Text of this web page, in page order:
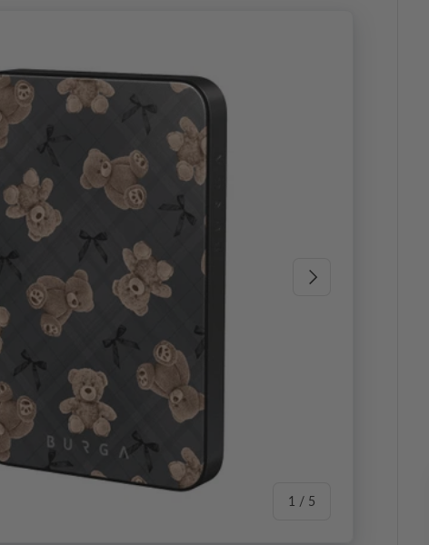
1 / av
5
Nästa